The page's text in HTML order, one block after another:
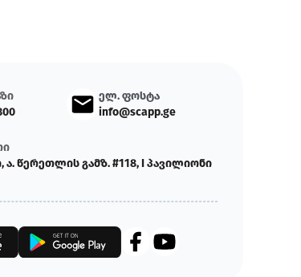
ელ. ფოსტა
info@scapp.ge
წერეთლის გამზ. #118, I პავილიონი